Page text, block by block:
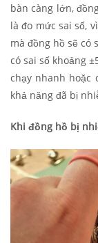
bàn càng lớn,
là đo mức sai số,
mà đồng hồ sẽ có
có sai số khoảng
chạy nhanh hoặc
khả năng đã bị
Khi đồng hồ bị